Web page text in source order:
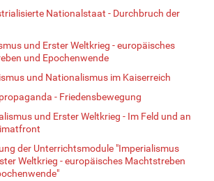
Nationalstaat - Durchbruch der
und Erster Weltkrieg - europäisches
und Epochenwende
und Nationalismus im Kaiserreich
- Friedensbewegung
und Erster Weltkrieg - Im Feld und an
der Unterrichtsmodule "Imperialismus
Weltkrieg - europäisches Machtstreben